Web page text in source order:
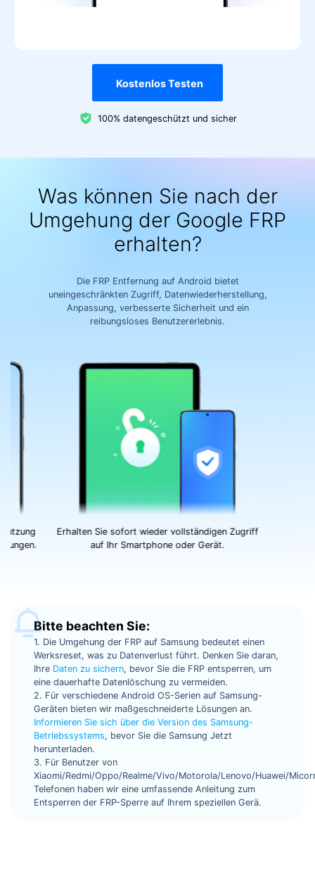
Kostenlos Testen
100% datengeschützt und sicher
Was können Sie nach der
Umgehung der Google FRP
erhalten?
Die FRP Entfernung auf Android bietet
uneingeschränkten Zugriff, Datenwiederherstellung,
Anpassung, verbesserte Sicherheit und ein
reibungsloses Benutzererlebnis.
Erhalten Sie sofort wiedervollständigen Zugriff
auf Ihr Smartphone oder Gerät.
Bitte beachten Sie:
1. Die Umgehung der FRP auf Samsung bedeutet einen
Werksreset, was zu Datenverlust führt. Denken Sie daran,
Ihre Daten zu sichern, bevor Sie die FRP entsperren, um
eine dauerhafte Datenlöschung zu vermeiden.
2. Für verschiedene Android OS-Serien auf Samsung-
Geräten bieten wir maßgeschneiderte Lösungen an.
Informieren Sie sich über die Version des Samsung-
Betriebssystems, bevor Sie die Samsung Jetzt
herunterladen.
3. Für Benutzer von
Xiaomi/Redmi/Oppo/Realme/Vivo/Motorola/Lenovo/Huawei/
Telefonen haben wir eine umfassende Anleitung zum
Entsperren der FRP-Sperre auf Ihrem speziellen Gerä.